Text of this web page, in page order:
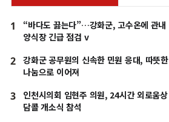
1
“바다도 끓는다”…강화군, 고수온에 관내
양식장 긴급 점검 v
2
강화군 공무원의 신속한 민원 응대, 따뜻한
나눔으로 이어져
3
인천시의회 임현주 의원, 24시간 외로움상
담콜 개소식 참석